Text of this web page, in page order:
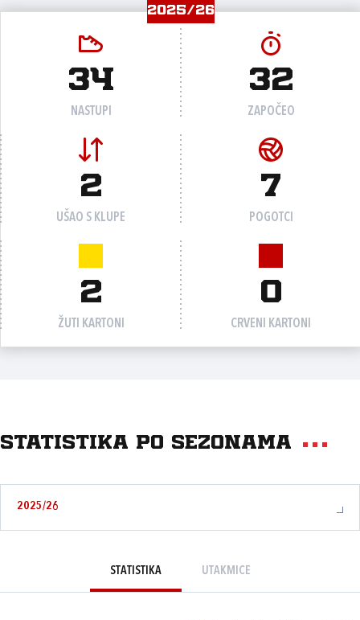
2025/26
34
NASTUPI
32
ZAPOČEO
2
UŠAO S KLUPE
7
POGOTCI
2
ŽUTI KARTONI
0
CRVENI KARTONI
Statistika po sezonama
2025/26
STATISTIKA UTAKMICE